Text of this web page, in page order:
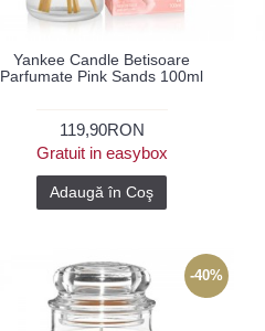
Yankee Candle Betisoare
Parfumate Pink Sands 100ml
119,90RON
Gratuit in easybox
Adaugă în Coş
-40%